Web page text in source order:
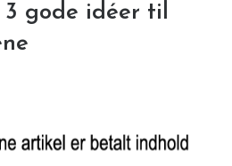
gode idéer til